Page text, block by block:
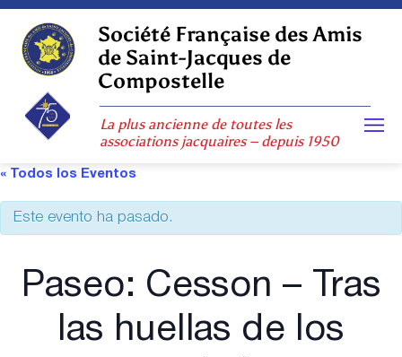
Skip
content
Société Française des Amis
de Saint-Jacques de
Compostelle
La plus ancienne de toutes les
associations jacquaires – depuis 1950
« Todos los Eventos
Este evento ha pasado.
Paseo: Cesson – Tras
las huellas de los